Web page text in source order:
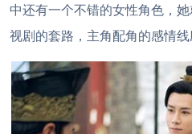
中还有一个不错的女性角色，
视剧的套路，主角配角的感情线